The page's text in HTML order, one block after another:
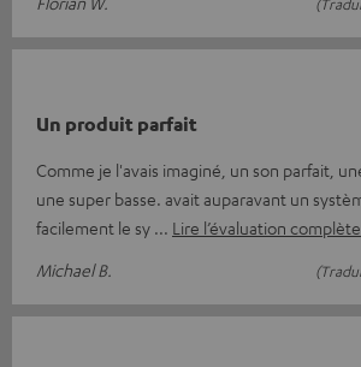
Un produit parfait
Comme je l'avais imaginé, un son parfait,
une super basse. avait auparavant un
facilement le sy
Lire l’évaluation complète
Michael B.